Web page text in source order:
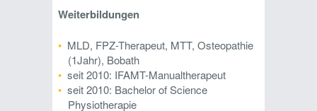
Weiterbildungen
MLD, FPZ-Therapeut, MTT, Osteopathie
(1Jahr), Bobath
seit 2010: IFAMT-Manualtherapeut
seit 2010: Bachelor of Science
Physiotherapie